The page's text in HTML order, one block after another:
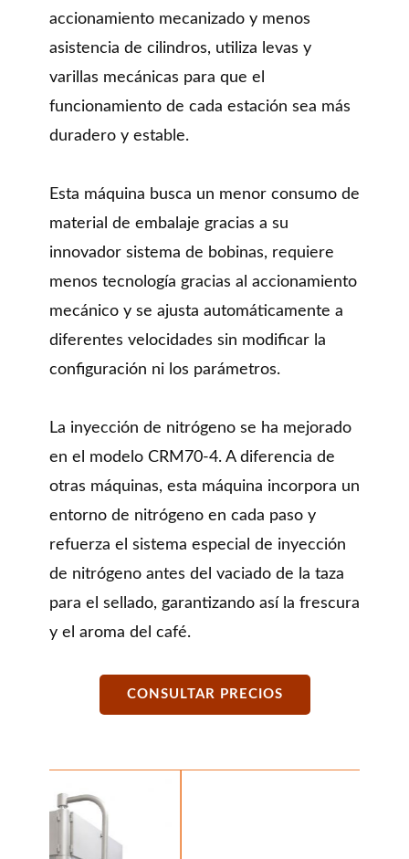
accionamiento mecanizado y menos
asistencia de cilindros, utiliza levas y
varillas mecánicas para que el
funcionamiento de cada estación sea más
duradero y estable.
Esta máquina busca un menor consumo de
material de embalaje gracias a su
innovador sistema de bobinas, requiere
menos tecnología gracias al accionamiento
mecánico y se ajusta automáticamente a
diferentes velocidades sin modificar la
configuración ni los parámetros.
La inyección de nitrógeno se ha mejorado
en el modelo CRM70-4. A diferencia de
otras máquinas, esta máquina incorpora un
entorno de nitrógeno en cada paso y
refuerza el sistema especial de inyección
de nitrógeno antes del vaciado de la taza
para el sellado, garantizando así la frescura
y el aroma del café.
CONSULTAR PRECIOS